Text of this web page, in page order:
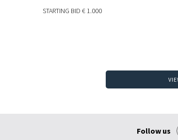
STARTING BID € 1.000
Follow us